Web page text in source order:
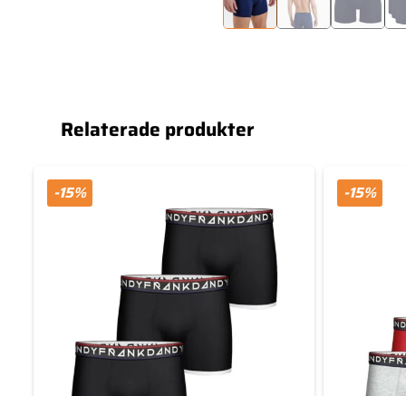
Relaterade produkter
-15% -15%